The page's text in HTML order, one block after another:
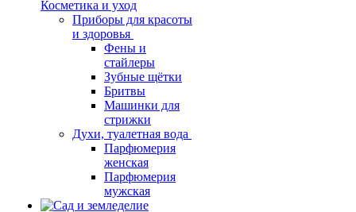
Косметика и уход
Приборы для красоты
и здоровья
Фены и
стайлеры
Зубные щётки
Бритвы
Машинки для
стрижки
Духи, туалетная вода
Парфюмерия
женская
Парфюмерия
мужская